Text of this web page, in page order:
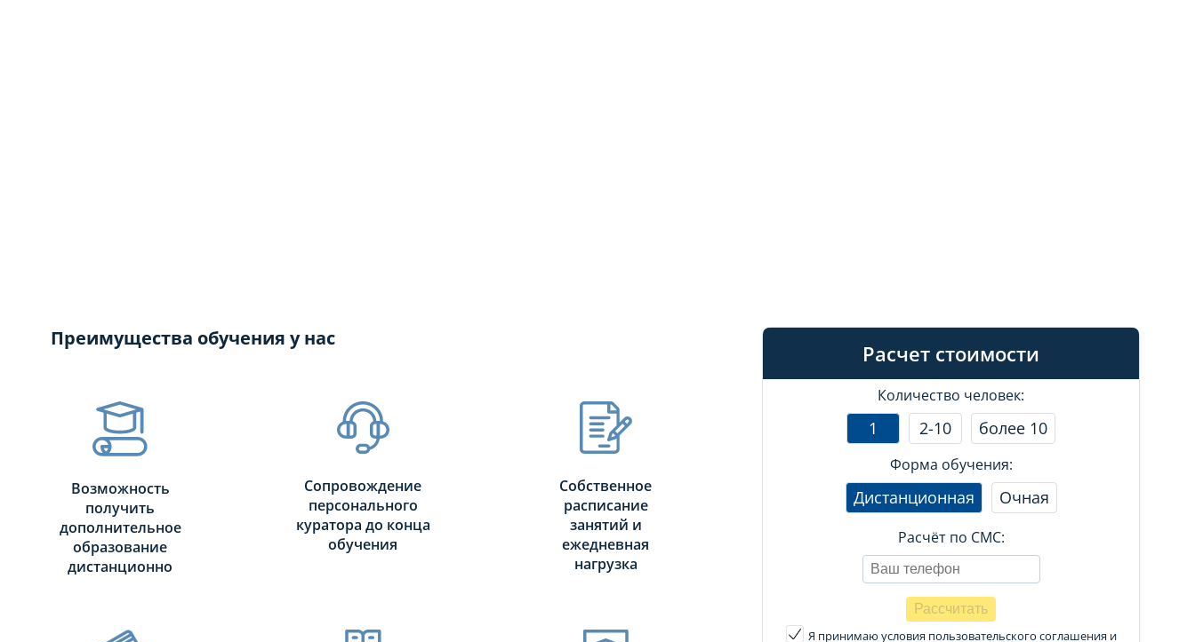
Расчет стоимости
Количество человек:
1 2-10 более 10
Форма обучения:
Дистанционная Очная
Расчёт по СМС:
Я принимаю условия пользовательского соглашения и
Преимущества обучения у нас
Возможность
получить
дополнительное
образование
дистанционно
Сопровождение
персонального
куратора до конца
обучения
Собственное
расписание
занятий и
ежедневная
нагрузка